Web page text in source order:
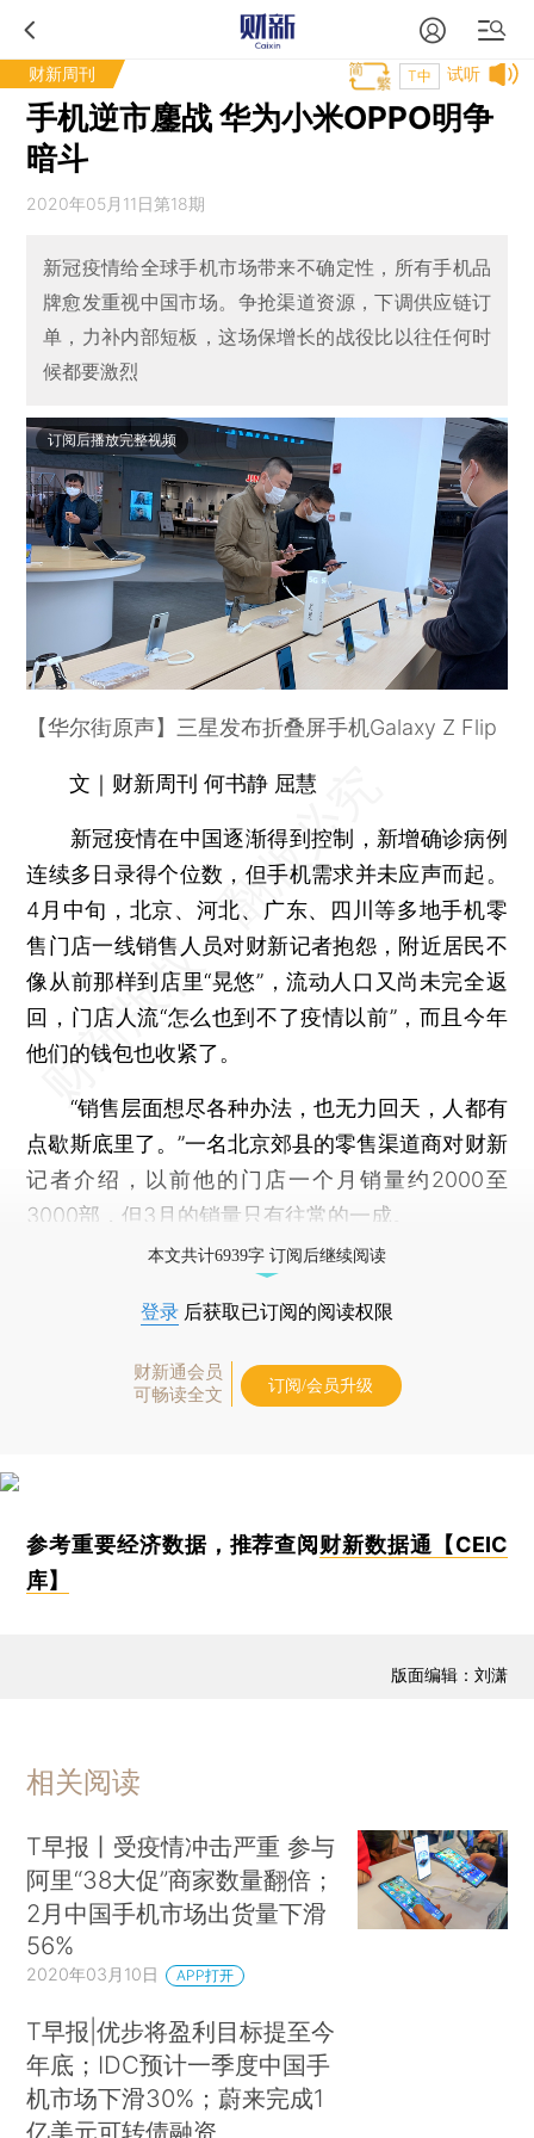
财新周刊 试听
T中
手机逆市鏖战 华为小米OPPO明争
暗斗
2020年05月11日第18期
新冠疫情给全球手机市场带来不确定性，所有手机品
牌愈发重视中国市场。争抢渠道资源，下调供应链订
单，力补内部短板，这场保增长的战役比以往任何时
候都要激烈
订阅后播放完整视频
【华尔街原声】三星发布折叠屏手机Galaxy Z Flip
文｜财新周刊 何书静 屈慧
新冠疫情在中国逐渐得到控制，新增确诊病例
连续多日录得个位数，但手机需求并未应声而起。
4月中旬，北京、河北、广东、四川等多地手机零
售门店一线销售人员对财新记者抱怨，附近居民不
像从前那样到店里“晃悠”，流动人口又尚未完全返
回，门店人流“怎么也到不了疫情以前”，而且今年
他们的钱包也收紧了。
“销售层面想尽各种办法，也无力回天，人都有
点歇斯底里了。”一名北京郊县的零售渠道商对财新
记者介绍，以前他的门店一个月销量约2000至
3000部，但3月的销量只有往常的一成。
本文共计6939字 订阅后继续阅读
登录 后获取已订阅的阅读权限
财新通会员
可畅读全文
订阅/会员升级
参考重要经济数据，推荐查阅 财新数据通【CEIC
库】
版面编辑：刘潇
相关阅读
T早报丨受疫情冲击严重 参与
阿里“38大促”商家数量翻倍；
2月中国手机市场出货量下滑
56%
2020年03月10日 APP打开
T早报|优步将盈利目标提至今
年底；IDC预计一季度中国手
机市场下滑30%；蔚来完成1
亿美元可转债融资